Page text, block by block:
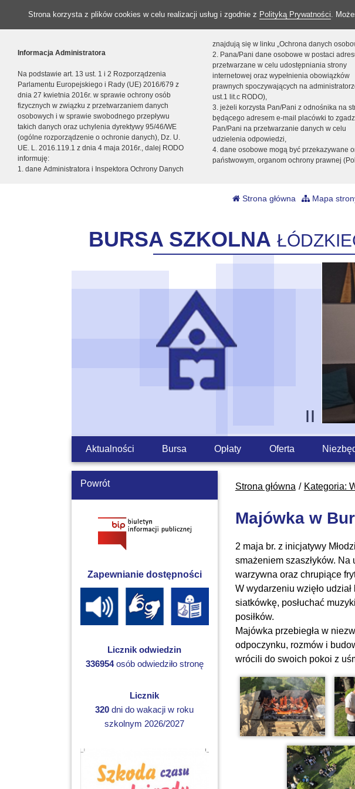
Strona korzysta z plików cookies w celu realizacji usług i zgodnie z Polityką Prywatności.
Informacja Administratora
Na podstawie art. 13 ust. 1 i 2 Rozporządzenia
Parlamentu Europejskiego i Rady (UE) 2016/679 z
dnia 27 kwietnia 2016r. w sprawie ochrony osób
fizycznych w związku z przetwarzaniem danych
osobowych i w sprawie swobodnego przepływu
takich danych oraz uchylenia dyrektywy 95/46/WE
(ogólne rozporządzenie o ochronie danych), Dz. U.
UE. L. 2016.119.1 z dnia 4 maja 2016r., dalej RODO
informuję:
1. dane Administratora i Inspektora Ochrony Danych
znajdują się w linku „Ochrona danych
2. Pana/Pani dane osobowe w postaci
przetwarzane w celu udostępniania strony
internetowej oraz wypełnienia obowiązków
prawnych spoczywających na
ust.1 lit.c RODO),
3. jeżeli korzysta Pan/Pani z odnośnika na
będącego adresem e-mail placówki to
Pan/Pani na przetwarzanie danych w celu
udzielenia odpowiedzi,
4. dane osobowe mogą być przekazywane
państwowym, organom ochrony prawnej
Strona główna Mapa
BURSA SZKOLNA
Aktualności Bursa Opłaty Oferta
Strona główna Kategoria:
Majówka w
2 maja br. z inicjatywy
smażeniem szaszłyków.
warzywna oraz chrupiące
W wydarzeniu wzięło
siatkówkę, posłuchać
posiłków.
Majówka przebiegła w
odpoczynku, rozmów i
wrócili do swoich pokoi z
Powrót
Zapewnianie dostępności
Licznik odwiedzin
336954osób odwiedziło stronę
Licznik
320 dni do wakacji w roku
szkolnym 2026/2027